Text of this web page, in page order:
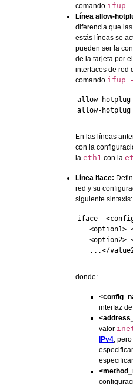
comando ifup
Línea allow-
diferencia que las
estás líneas se
pueden ser la
de la tarjeta por el
interfaces de red
comando ifup
allow-
allow-hotplug
En las líneas
con la
la eth1 con la
Línea iface:
red y su
siguiente sintaxis:
iface
<option1>
<option2>
...</
donde:
interfaz
valor
IPv4,